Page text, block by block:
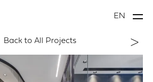
EN
Back to All Projects